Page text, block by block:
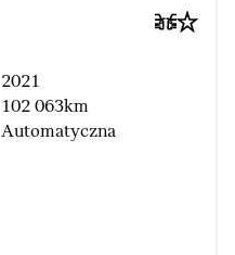
2021
102 063km
Automatyczna